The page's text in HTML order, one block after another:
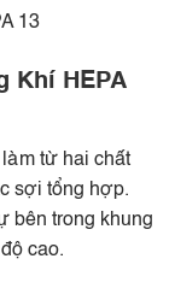
Khí HEPA
từ hai chất
sợi tổng hợp.
bên trong khung
cao.